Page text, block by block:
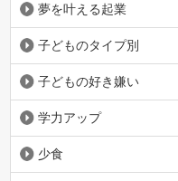
夢を叶える起業
子どものタイプ別
子どもの好き嫌い
学力アップ
少食